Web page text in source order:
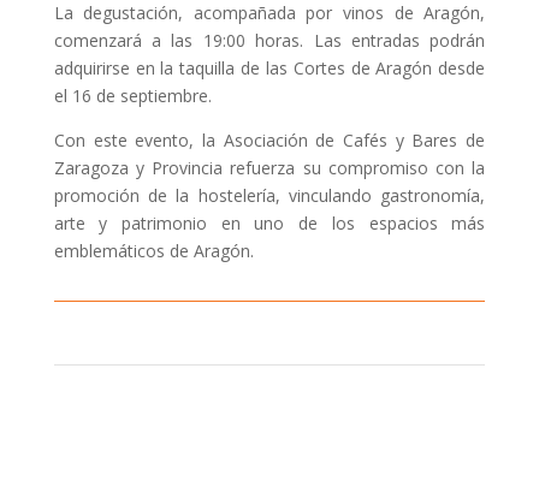
La degustación, acompañada por vinos de Aragón,
comenzará a las 19:00 horas. Las entradas podrán
adquirirse en la taquilla de las Cortes de Aragón desde
el 16 de septiembre.
Con este evento, la Asociación de Cafés y Bares de
Zaragoza y Provincia refuerza su compromiso con la
promoción de la hostelería, vinculando gastronomía,
arte y patrimonio en uno de los espacios más
emblemáticos de Aragón.